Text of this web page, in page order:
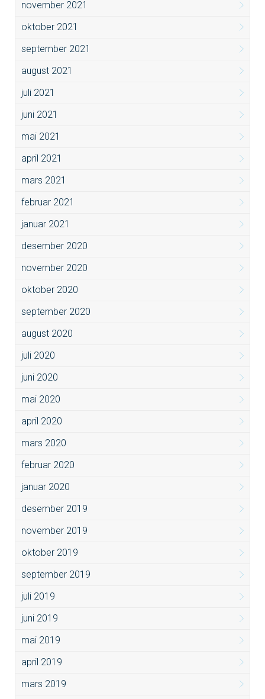
november 2021
oktober 2021
september 2021
august 2021
juli 2021
juni 2021
mai 2021
april 2021
mars 2021
februar 2021
januar 2021
desember 2020
november 2020
oktober 2020
september 2020
august 2020
juli 2020
juni 2020
mai 2020
april 2020
mars 2020
februar 2020
januar 2020
desember 2019
november 2019
oktober 2019
september 2019
juli 2019
juni 2019
mai 2019
april 2019
mars 2019